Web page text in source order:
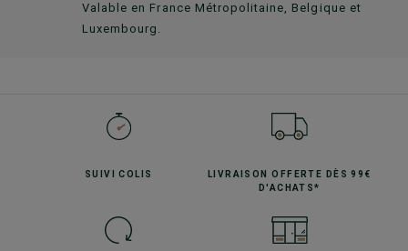
Valable en France Métropolitaine, Belgique et
Luxembourg.
SUIVICOLIS LIVRAISON OFFERTE
DÈS 99€
D'ACHATS*